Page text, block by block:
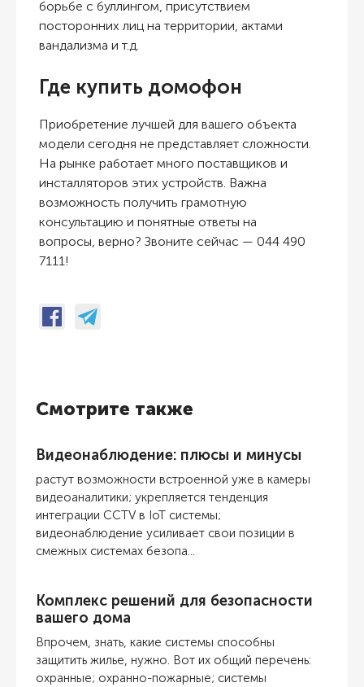
борьбе с буллингом, присутствием
посторонних лиц на территории, актами
вандализма и т.д.
Где купить домофон
Приобретение лучшей для вашего объекта
модели сегодня не представляет сложности.
На рынке работает много поставщиков и
инсталляторов этих устройств. Важна
возможность получить грамотную
консультацию и понятные ответы на
вопросы, верно? Звоните сейчас — 044 490
7111!
Смотрите также
Видеонаблюдение: плюсы и минусы
растут возможности встроенной уже в камеры
видеоаналитики; укрепляется тенденция
интеграции CCTV в IoT системы;
видеонаблюдение усиливает свои позиции в
смежных системах безопа...
Комплекс решений для безопасности
вашего дома
Впрочем, знать, какие системы способны
защитить жилье, нужно. Вот их общий перечень:
охранные; охранно-пожарные; системы